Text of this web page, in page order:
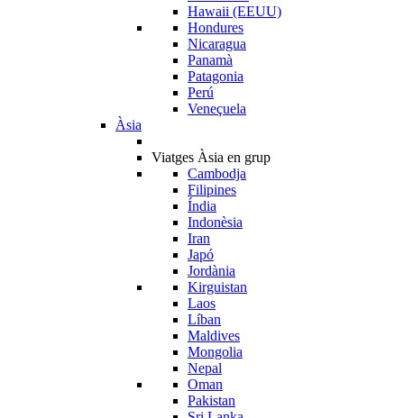
Hawaii (EEUU)
Hondures
Nicaragua
Panamà
Patagonia
Perú
Veneçuela
Àsia
Viatges Àsia en grup
Cambodja
Filipines
Índia
Indonèsia
Iran
Japó
Jordània
Kirguistan
Laos
Líban
Maldives
Mongolia
Nepal
Oman
Pakistan